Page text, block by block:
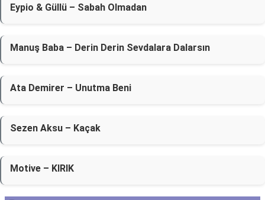
Eypio & Güllü – Sabah Olmadan
Manuş Baba – Derin Derin Sevdalara Dalarsın
Ata Demirer – Unutma Beni
Sezen Aksu – Kaçak
Motive – KIRIK